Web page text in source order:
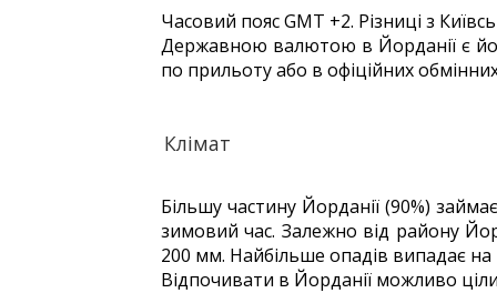
Часовий пояс GMT +2. Різниці з
Державною валютою в Йорданії є
по прильоту або в офіційних
Клімат
Більшу частину Йорданії (90%)
зимовий час. Залежно від району
200 мм. Найбільше опадів випадає на
Відпочивати в Йорданії можливо